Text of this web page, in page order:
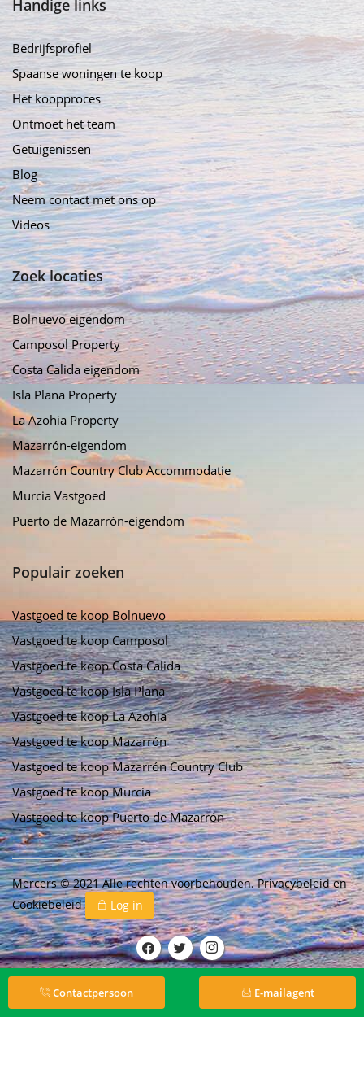
Handige links
Bedrijfsprofiel
Spaanse woningen te koop
Het koopproces
Ontmoet het team
Getuigenissen
Blog
Neem contact met ons op
Videos
Zoek locaties
Bolnuevo eigendom
Camposol Property
Costa Calida eigendom
Isla Plana Property
La Azohia Property
Mazarrón-eigendom
Mazarrón Country Club Accommodatie
Murcia Vastgoed
Puerto de Mazarrón-eigendom
Populair zoeken
Vastgoed te koop Bolnuevo
Vastgoed te koop Camposol
Vastgoed te koop Costa Calida
Vastgoed te koop Isla Plana
Vastgoed te koop La Azohia
Vastgoed te koop Mazarrón
Vastgoed te koop Mazarrón Country Club
Vastgoed te koop Murcia
Vastgoed te koop Puerto de Mazarrón
Mercers © 2021 Alle rechten voorbehouden.Privacybeleiden
Cookiebeleid
Log in
Contactpersoon E-mailagent